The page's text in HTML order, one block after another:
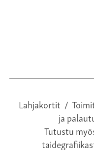
Lahjakortit /
ja
Tutustu